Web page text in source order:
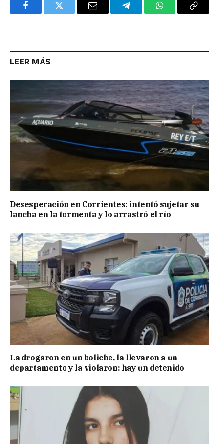
FacebookTwitter Email TelegramWhatsAppCopy
LEER MÁS
Desesperación en Corrientes: intentó sujetar su
lancha en la tormenta y lo arrastró el río
La drogaron en un boliche, la llevaron a un
departamento y la violaron: hay un detenido